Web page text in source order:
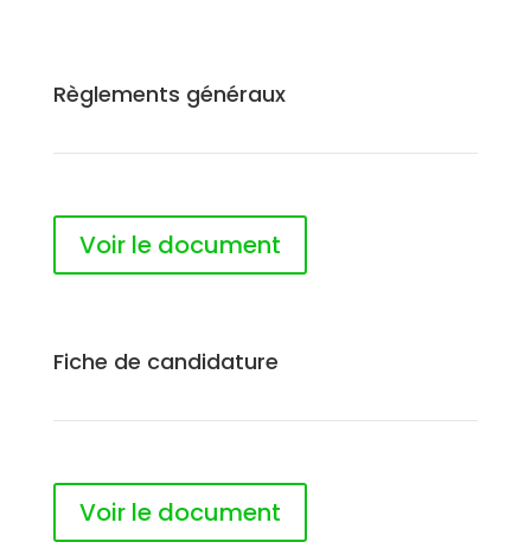
Règlements généraux
Voir le document
Fiche de candidature
Voir le document